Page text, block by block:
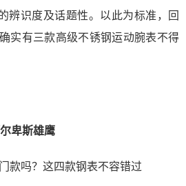
辨识度及话题性。以此为标准，回
实有三款高级不锈钢运动腕表不得
卑斯雄鹰